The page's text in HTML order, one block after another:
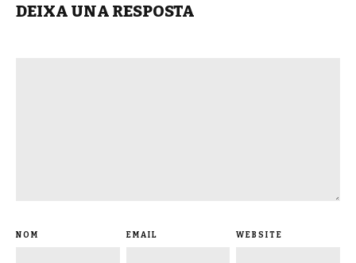
DEIXA UNA RESPOSTA
NOM EMAIL WEBSITE